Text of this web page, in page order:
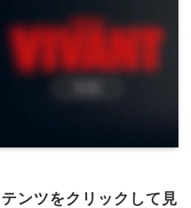
ンツをクリックして見